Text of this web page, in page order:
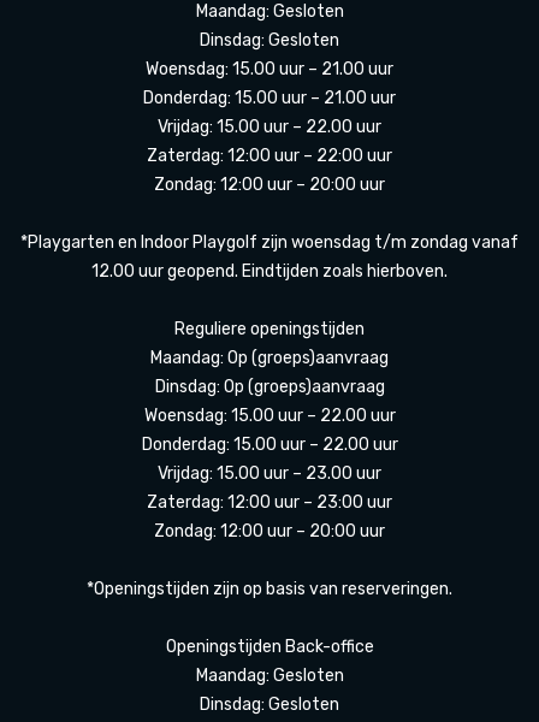
Maandag: Gesloten
Dinsdag: Gesloten
Woensdag: 15.00 uur – 21.00 uur
Donderdag: 15.00 uur – 21.00 uur
Vrijdag: 15.00 uur – 22.00 uur
Zaterdag: 12:00 uur – 22:00 uur
Zondag: 12:00 uur – 20:00 uur
*Playgarten en Indoor Playgolf zijn woensdag t/m zondag vanaf
12.00 uur geopend. Eindtijden zoals hierboven.
Reguliere openingstijden
Maandag: Op (groeps)aanvraag
Dinsdag: Op (groeps)aanvraag
Woensdag: 15.00 uur – 22.00 uur
Donderdag: 15.00 uur – 22.00 uur
Vrijdag: 15.00 uur – 23.00 uur
Zaterdag: 12:00 uur – 23:00 uur
Zondag: 12:00 uur – 20:00 uur
*Openingstijden zijn op basis van reserveringen.
Openingstijden Back-office
Maandag: Gesloten
Dinsdag: Gesloten